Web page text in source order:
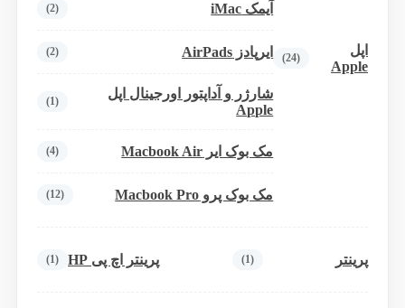
اپل
Apple
(24)
آیمک iMac (2)
ایرپادز AirPads (2)
شارژر و آداپتور اورجینال اپل
Apple
(1)
مک بوک ایر Macbook Air (4)
مک بوک پرو Macbook Pro (12)
پرینتر (1) پرینتر اچ پی HP (1)